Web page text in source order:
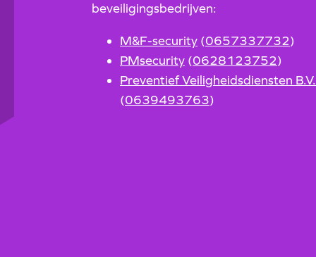
beveiligingsbedrijven:
M&F-security (0657337732)
PMsecurity (0628123752)
Preventief Veiligheidsdiensten B.V.
(0639493763)